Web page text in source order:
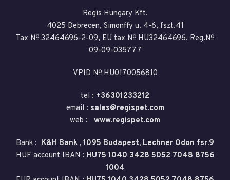
Regis Hungary Kft.
4025 Debrecen, Simonffy u. 4-6, fszt.41
Tax № 32464696-2-09, EU tax № HU32464696, Reg.№
09-09-035777
VPID № HU0170056810
tel : +36301233212
email : sales@regispet.com
web : www.regispet.com
Bank : K&H Bank , 1095 Budapest, Lechner Odon fsr.9
HUF account IBAN : HU75 1040 3428 5052 7048 8756
1004